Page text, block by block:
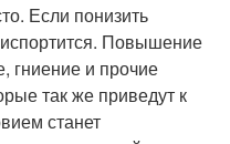
Если понизить
Повышение
гниение и прочие
так же приведут к
станет